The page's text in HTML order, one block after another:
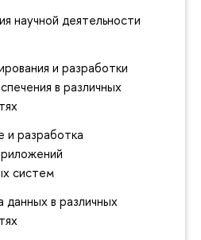
научной деятельности
и разработки
в различных
и разработка
систем
в различных